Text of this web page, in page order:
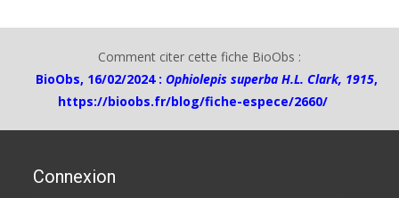
Comment citer cette fiche BioObs :
BioObs, 16/02/2024 : Ophiolepis superba H.L. Clark, 1915,
https://bioobs.fr/blog/fiche-espece/2660/
Connexion